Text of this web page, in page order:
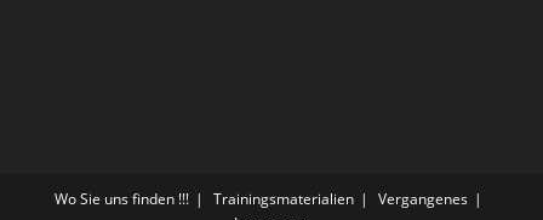
Wo Sie uns finden !!! Trainingsmaterialien
Vergangenes